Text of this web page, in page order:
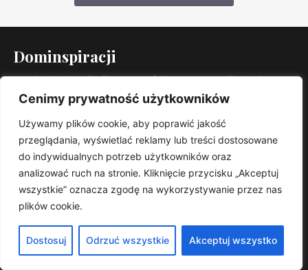
Cenimy prywatność użytkowników
Używamy plików cookie, aby poprawić jakość
przeglądania, wyświetlać reklamy lub treści dostosowane
do indywidualnych potrzeb użytkowników oraz
analizować ruch na stronie. Kliknięcie przycisku „Akceptuj
wszystkie” oznacza zgodę na wykorzystywanie przez nas
plików cookie.
Dostosuj Odrzuć wszystkie Akceptuj wszystko
Dominspiracji
Dominspiracje – Twój dom, ogród i własny styl.. Znajdziesz u
nas praktyczne porady, trendy i sprawdzone rozwiązania.
KATEGORIE
Kuchnia
Łazienka
Ogród
Dziecięce
Porady
Przedpokój